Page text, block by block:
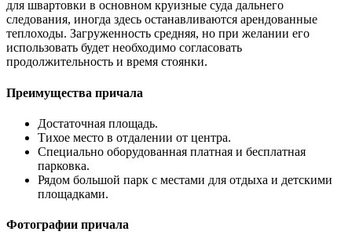
для швартовки в основном круизные суда дальнего
следования, иногда здесь останавливаются арендованные
теплоходы. Загруженность средняя, но при желании его
использовать будет необходимо согласовать
продолжительность и время стоянки.
Преимущества причала
Достаточная площадь.
Тихое место в отдалении от центра.
Специально оборудованная платная и бесплатная
парковка.
Рядом большой парк с местами для отдыха и детскими
площадками.
Фотографии причала